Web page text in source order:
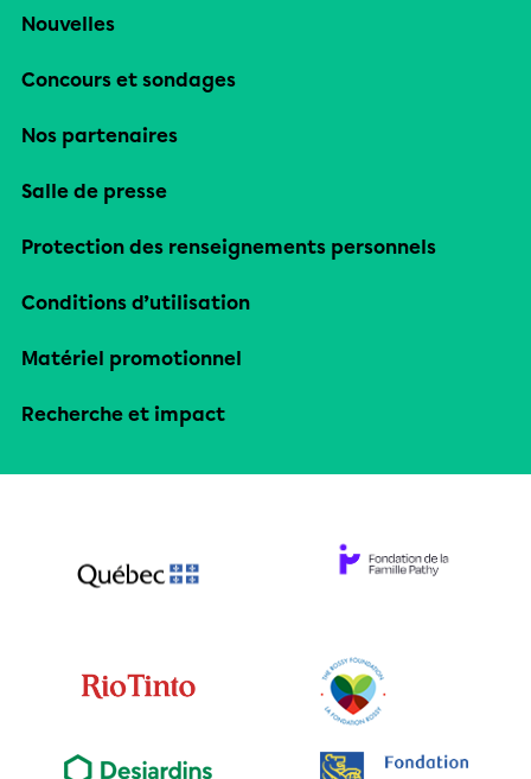
Nouvelles
Concours et sondages
Nos partenaires
Salle de presse
Protection des renseignements personnels
Conditions d’utilisation
Matériel promotionnel
Recherche et impact